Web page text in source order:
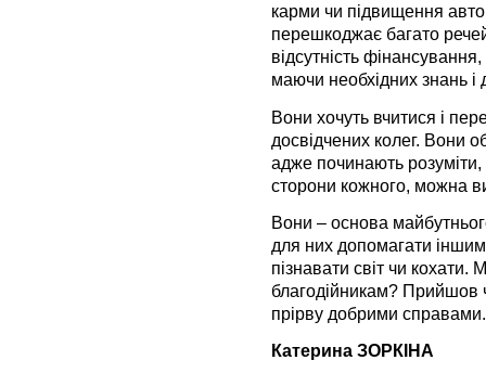
карми чи підвищення
перешкоджає багато
відсутність
маючи необхідних знань і
Вони хочуть вчитися і
досвідчених колег. Вони
адже починають
сторони кожного, можна
Вони – основа
для них допомагати
пізнавати світ чи
благодійникам? Прийшов
прірву добрими справами.
Катерина ЗОРКІНА